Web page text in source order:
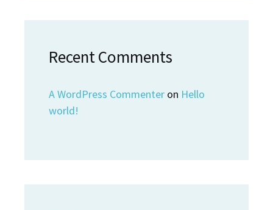
Recent Comments
A WordPress Commenter on Hello
world!